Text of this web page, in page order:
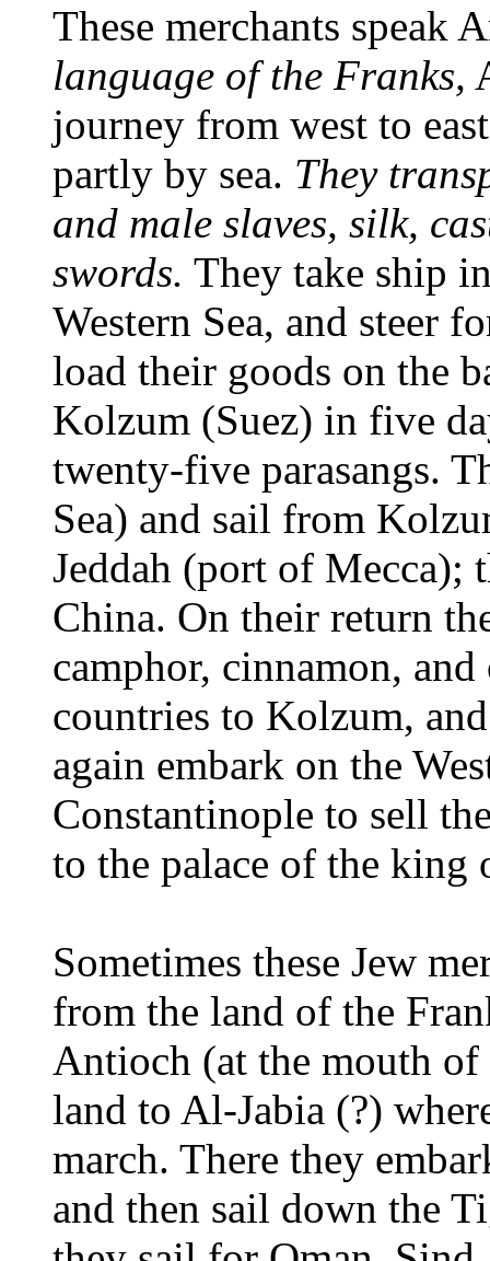
These merchants speak
language of the Franks,
journey from west to
partly by sea. They
and male slaves, silk,
swords. They take ship
Western Sea, and steer
load their goods on the
Kolzum (Suez) in five
twenty-five parasangs.
Sea) and sail from
Jeddah (port of Mecca);
China. On their return
camphor, cinnamon,
countries to Kolzum,
again embark on the
Constantinople to sell
to the palace of the king
Sometimes these Jew
from the land of the
Antioch (at the mouth of
land to Al-Jabia (?)
march. There they
and then sail down the